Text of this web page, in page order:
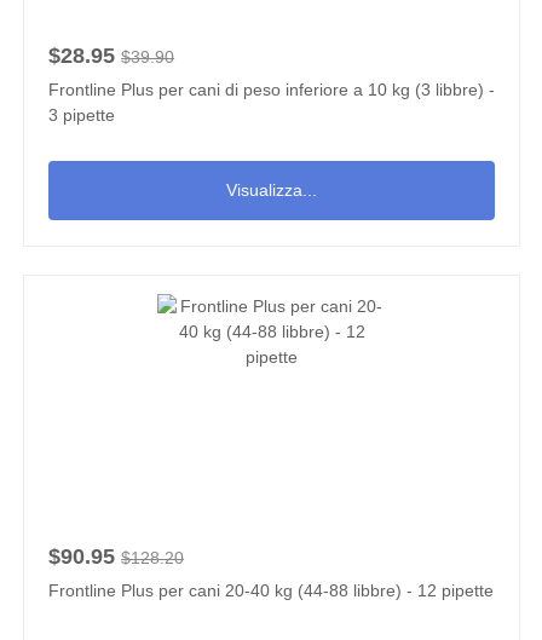
$28.95 $39.90
Frontline Plus per cani di peso inferiore a 10 kg (3 libbre) -
3 pipette
Visualizza...
$90.95 $128.20
Frontline Plus per cani 20-40 kg (44-88 libbre) - 12 pipette